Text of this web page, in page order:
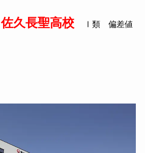
佐久長聖高校 Ⅰ類 偏差値